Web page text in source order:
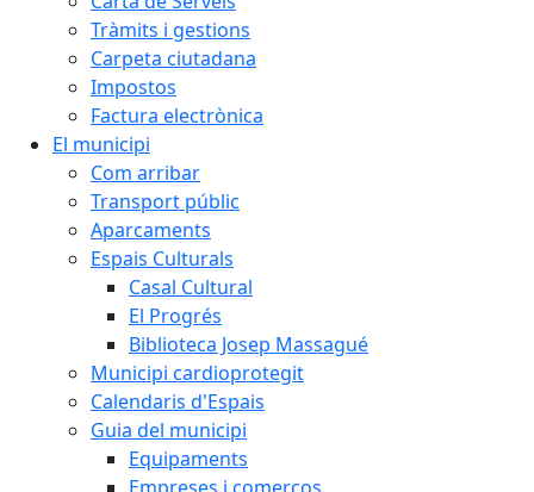
Tràmits i gestions
Carpeta ciutadana
Impostos
Factura electrònica
El municipi
Com arribar
Transport públic
Aparcaments
Espais Culturals
Casal Cultural
El Progrés
Biblioteca Josep Massagué
Municipi cardioprotegit
Calendaris d'Espais
Guia del municipi
Equipaments